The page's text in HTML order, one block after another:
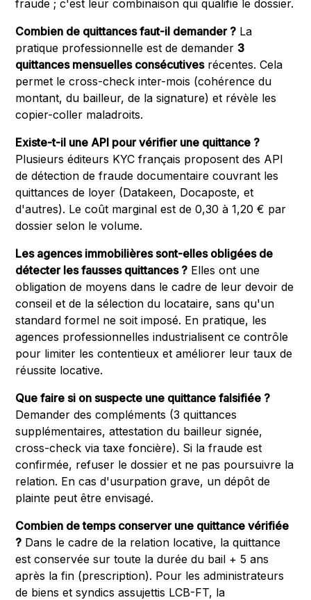
fraude ; c'est leur combinaison qui qualifie le dossier.
Combien de quittances faut-il demander ? La
pratique professionnelle est de demander 3
quittances mensuelles consécutivesrécentes. Cela
permet le cross-check inter-mois (cohérence du
montant, du bailleur, de la signature) et révèle les
copier-coller maladroits.
Existe-t-il une API pour vérifier une quittance ?
Plusieurs éditeurs KYC français proposent des API
de détection de fraude documentaire couvrant les
quittances de loyer (Datakeen, Docaposte, et
d'autres). Le coût marginal est de 0,30 à 1,20 € par
dossier selon le volume.
Les agences immobilières sont-elles obligées de
détecter les fausses quittances ? Elles ont une
obligation de moyens dans le cadre de leur devoir de
conseil et de la sélection du locataire, sans qu'un
standard formel ne soit imposé. En pratique, les
agences professionnelles industrialisent ce contrôle
pour limiter les contentieux et améliorer leur taux de
réussite locative.
Que faire si on suspecte une quittance falsifiée ?
Demander des compléments (3 quittances
supplémentaires, attestation du bailleur signée,
cross-check via taxe foncière). Si la fraude est
confirmée, refuser le dossier et ne pas poursuivre la
relation. En cas d'usurpation grave, un dépôt de
plainte peut être envisagé.
Combien de temps conserver une quittance vérifiée
? Dans le cadre de la relation locative, la quittance
est conservée sur toute la durée du bail + 5 ans
après la fin (prescription). Pour les administrateurs
de biens et syndics assujettis LCB-FT, la